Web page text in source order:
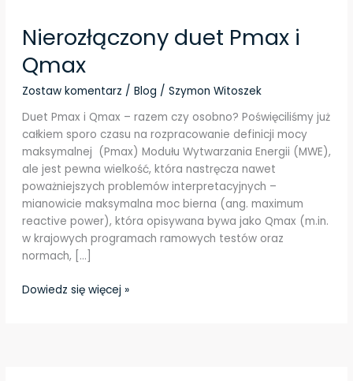
Nierozłączony duet Pmax i
Qmax
Zostaw komentarz / Blog / Szymon Witoszek
Duet Pmax i Qmax – razem czy osobno? Poświęciliśmy już
całkiem sporo czasu na rozpracowanie definicji mocy
maksymalnej (Pmax) Modułu Wytwarzania Energii (MWE),
ale jest pewna wielkość, która nastręcza nawet
poważniejszych problemów interpretacyjnych –
mianowicie maksymalna moc bierna (ang. maximum
reactive power), która opisywana bywa jako Qmax (m.in.
w krajowych programach ramowych testów oraz
normach, […]
Dowiedz się więcej »